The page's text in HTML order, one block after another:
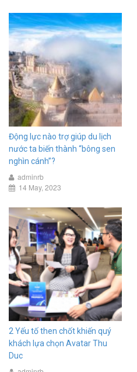
Động lực nào trợ giúp du lịch
nước ta biến thành “bông sen
nghìn cánh”?
adminrb
14 May, 2023
2 Yếu tố then chốt khiến quý
khách lựa chọn Avatar Thu
Duc